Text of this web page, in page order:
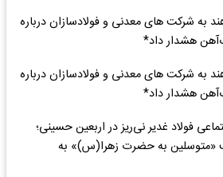
به شرکت های معدنی و فولادسازان درباره
هشدار داد*
به شرکت های معدنی و فولادسازان درباره
هشدار داد*
فولاد غدیر نی‌ریز در اربعین حسینی؛
به حضرت زهرا(س)» به